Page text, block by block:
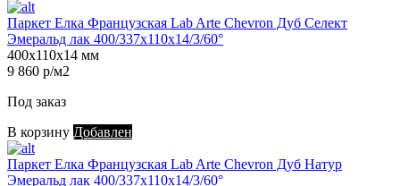
Паркет Елка Французская Lab Arte Chevron Дуб Селект
Эмеральд лак 400/337х110х14/3/60°
400х110х14 мм
9 860 р/м2
Под заказ
В корзину Добавлен
Паркет Елка Французская Lab Arte Chevron Дуб Натур
Эмеральд лак 400/337х110х14/3/60°